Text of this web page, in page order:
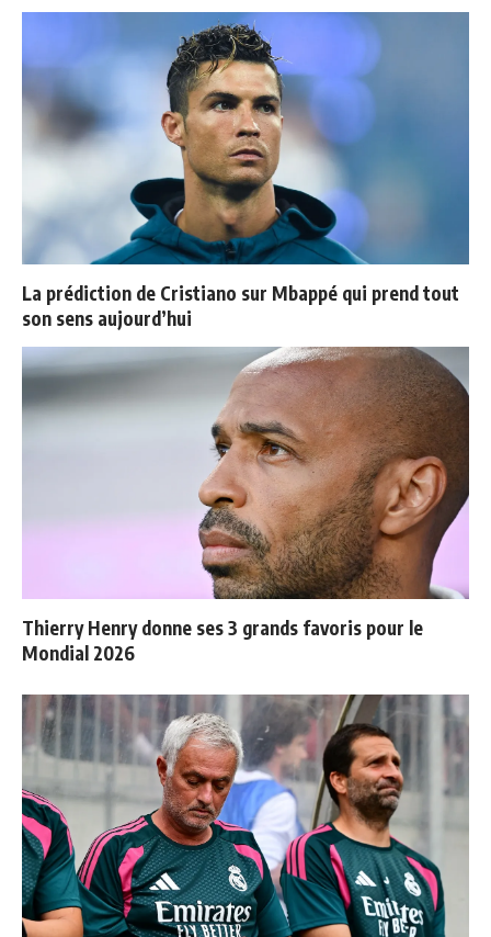
La prédiction de Cristiano sur Mbappé qui prend tout
son sens aujourd’hui
Thierry Henry donne ses 3 grands favoris pour le
Mondial 2026